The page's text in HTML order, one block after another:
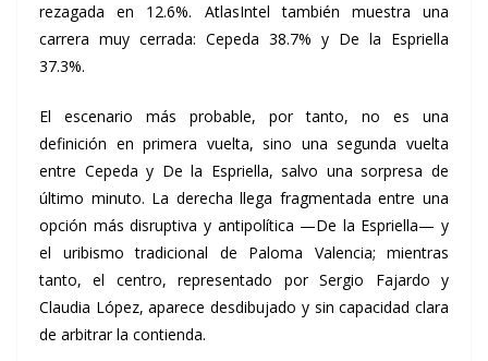
rezagada en 12.6%. AtlasIntel también muestra una
carrera muy cerrada: Cepeda 38.7% y De la Espriella
37.3%.
El escenario más probable, por tanto, no es una
definición en primera vuelta, sino una segunda vuelta
entre Cepeda y De la Espriella, salvo una sorpresa de
último minuto. La derecha llega fragmentada entre una
opción más disruptiva y antipolítica —De la Espriella— y
el uribismo tradicional de Paloma Valencia; mientras
tanto, el centro, representado por Sergio Fajardo y
Claudia López, aparece desdibujado y sin capacidad clara
de arbitrar la contienda.